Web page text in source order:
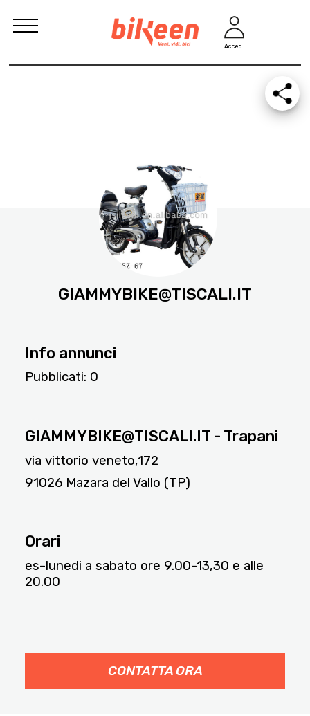
Accedi
GIAMMYBIKE@TISCALI.IT
Info annunci
Pubblicati: 0
GIAMMYBIKE@TISCALI.IT - Trapani
via vittorio veneto,172
91026 Mazara del Vallo (TP)
Orari
es-lunedi a sabato ore 9.00-13,30 e alle
20.00
CONTATTA ORA